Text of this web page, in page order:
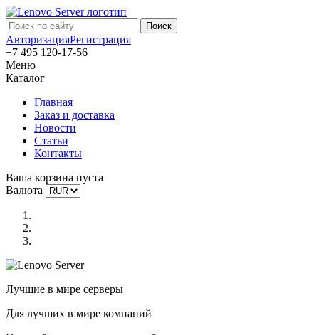
АвторизацияРегистрация
+7 495 120-17-56
Меню
Каталог
Главная
Заказ и доставка
Новости
Статьи
Контакты
Ваша корзина пуста
Валюта
Лучшие в мире серверы
Для лучших в мире компаний